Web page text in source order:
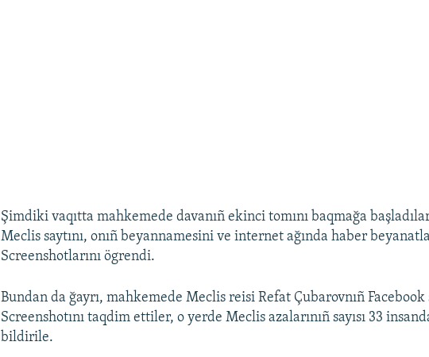
Şimdiki vaqıtta mahkemede davanıñ ekinci tomını baqmağa
Meclis saytını, onıñ beyannamesini ve internet ağında haber
Screenshotlarını ögrendi.
Bundan da ğayrı, mahkemede Meclis reisi Refat Çubarovnıñ
Screenshotını taqdim ettiler, o yerde Meclis azalarınıñ sayısı 33
bildirile.